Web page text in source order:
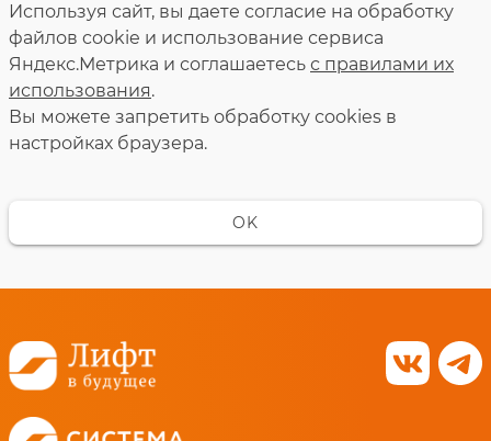
Используя сайт, вы даете согласие на обработку
файлов cookie и использование сервиса
Яндекс.Метрика и соглашаетесь с правилами их
использования.
Вы можете запретить обработку сookies в
настройках браузера.
OK